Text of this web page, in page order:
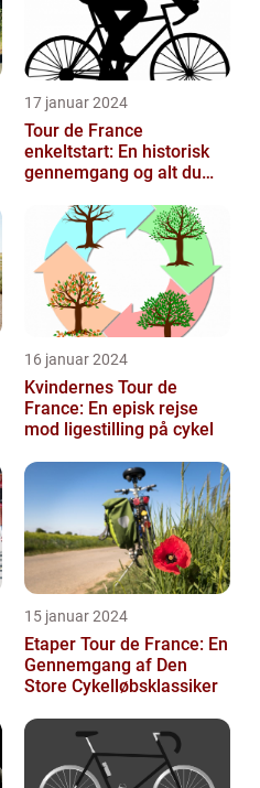
17 januar 2024
Tour de France
enkeltstart: En historisk
gennemgang og alt du
16 januar 2024
Kvindernes Tour de
France: En episk rejse
mod ligestilling på cykel
15 januar 2024
Etaper Tour de France: En
Gennemgang af Den
Store Cykelløbsklassiker